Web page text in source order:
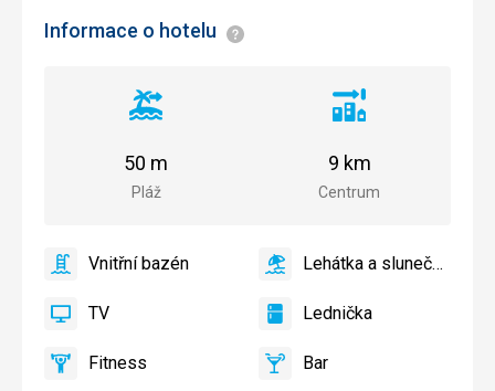
Informace o hotelu Informace
Vzdálenost
pláže
Pláž
50 m
Vzdálenost
centra
Centrum
9 km
VnitřníVnitřní bazén
ano
Lehátka
slunečníky
pláži
Lehátka a slunečníky na pláži zdarma
ano
TV TV
ano LedničkaLednička
ano
FitnessFitness
ano Bar Bar
ano